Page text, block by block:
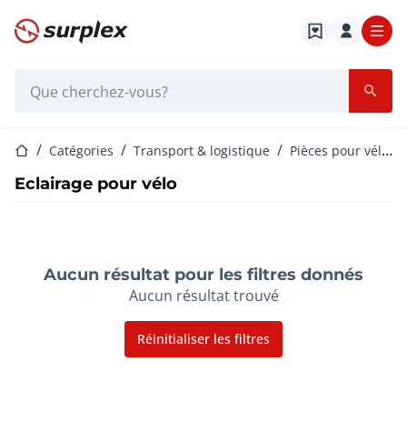
Page d'accueil
Page d'accueil
Catégories Transport & logistique Pièces pour vélo et
Eclairage pour vélo
Aucun résultat pour les filtres donnés
Aucun résultat trouvé
Réinitialiser les filtres